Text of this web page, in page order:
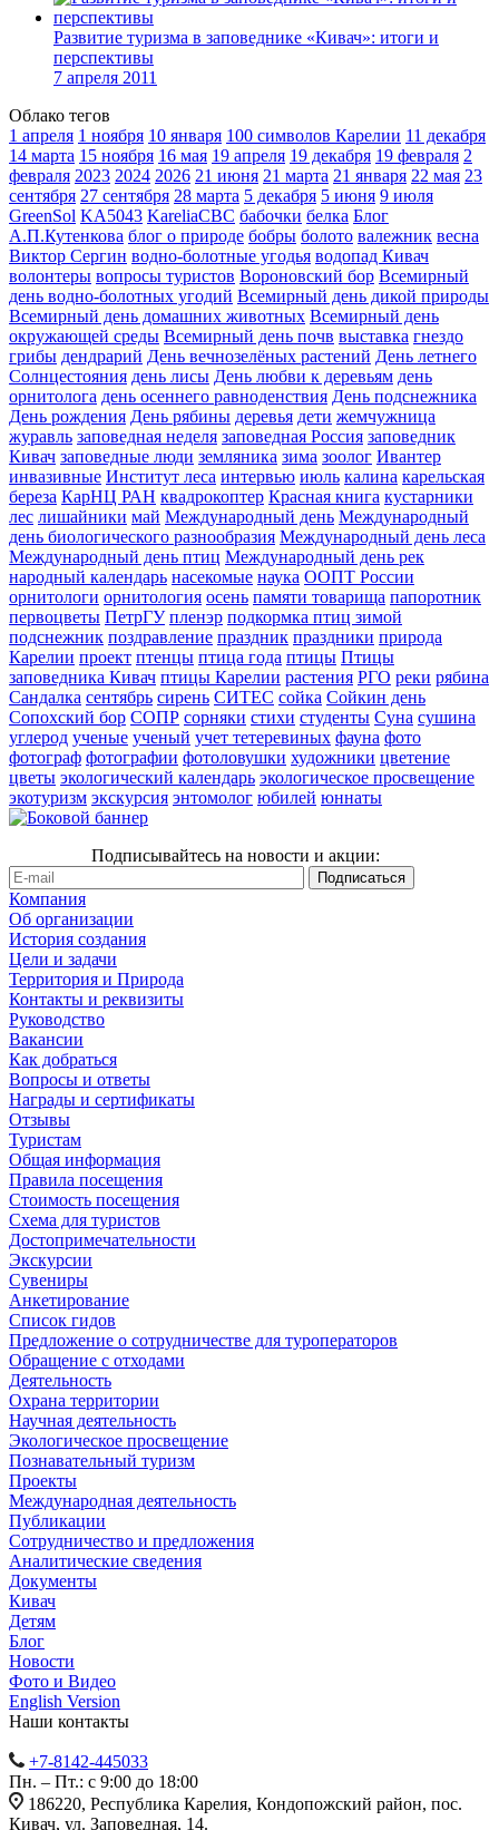
Развитие туризма в заповеднике «Кивач»: итоги и
перспективы
7 апреля 2011
Облако тегов
1 апреля 1 ноября 10 января 100 символов Карелии 11 декабря
14 марта 15 ноября 16 мая 19 апреля 19 декабря 19 февраля 2
февраля 2023 2024 2026 21 июня 21 марта 21 января 22 мая 23
сентября 27 сентября 28 марта 5 декабря 5 июня 9 июля
GreenSol KA5043 KareliaCBC бабочки белка Блог
А.П.Кутенкова блог о природе бобры болото валежник весна
Виктор Сергин водно-болотные угодья водопад Кивач
волонтеры вопросы туристов Вороновский бор Всемирный
день водно-болотных угодий Всемирный день дикой природы
Всемирный день домашних животных Всемирный день
окружающей среды Всемирный день почв выставка гнездо
грибы дендрарий День вечнозелёных растений День летнего
Солнцестояния день лисы День любви к деревьям день
орнитолога день осеннего равноденствия День подснежника
День рождения День рябины деревья дети жемчужница
журавль заповедная неделя заповедная Россия заповедник
Кивач заповедные люди земляника зима зоолог Ивантер
инвазивные Институт леса интервью июль калина карельская
береза КарНЦ РАН квадрокоптер Красная книга кустарники
лес лишайники май Международный день Международный
день биологического разнообразия Международный день леса
Международный день птиц Международный день рек
народный календарь насекомые наука ООПТ России
орнитологи орнитология осень памяти товарища папоротник
первоцветы ПетрГУ пленэр подкормка птиц зимой
подснежник поздравление праздник праздники природа
Карелии проект птенцы птица года птицы Птицы
заповедника Кивач птицы Карелии растения РГО реки рябина
Сандалка сентябрь сирень СИТЕС сойка Сойкин день
Сопохский бор СОПР сорняки стихи студенты Суна сушина
углерод ученые ученый учет тетеревиных фауна фото
фотограф фотографии фотоловушки художники цветение
цветы экологический календарь экологическое просвещение
экотуризм экскурсия энтомолог юбилей юннаты
Подписывайтесь на новости и акции:
Компания
Об организации
История создания
Цели и задачи
Территория и Природа
Контакты и реквизиты
Руководство
Вакансии
Как добраться
Вопросы и ответы
Награды и сертификаты
Отзывы
Туристам
Общая информация
Правила посещения
Стоимость посещения
Схема для туристов
Достопримечательности
Экскурсии
Сувениры
Анкетирование
Список гидов
Предложение о сотрудничестве для туроператоров
Обращение с отходами
Деятельность
Охрана территории
Научная деятельность
Экологическое просвещение
Познавательный туризм
Проекты
Международная деятельность
Публикации
Сотрудничество и предложения
Аналитические сведения
Документы
Кивач
Детям
Блог
Новости
Фото и Видео
English Version
Наши контакты
+7-8142-445033
Пн. – Пт.: с 9:00 до 18:00
186220, Республика Карелия, Кондопожский район, пос.
Кивач, ул. Заповедная, 14.